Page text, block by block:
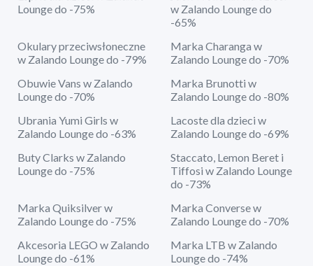
Lounge do -75%
w Zalando Lounge do
-65%
Okulary przeciwsłoneczne
w Zalando Lounge do -79%
Marka Charanga w
Zalando Lounge do -70%
Obuwie Vans w Zalando
Lounge do -70%
Marka Brunotti w
Zalando Lounge do -80%
Ubrania Yumi Girls w
Zalando Lounge do -63%
Lacoste dla dzieci w
Zalando Lounge do -69%
Buty Clarks w Zalando
Lounge do -75%
Staccato, Lemon Beret i
Tiffosi w Zalando Lounge
do -73%
Marka Quiksilver w
Zalando Lounge do -75%
Marka Converse w
Zalando Lounge do -70%
Akcesoria LEGO w Zalando
Lounge do -61%
Marka LTB w Zalando
Lounge do -74%